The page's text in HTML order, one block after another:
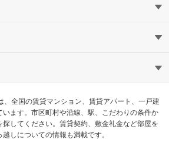
希望の条件から探す
ランキングから探す
中古マンション
中古一戸建て
教えて！住まいの先生
、全国の賃貸マンション、賃貸アパート、一戸建
ます。市区町村や沿線、駅、こだわりの条件か
してください。賃貸契約、敷金礼金など部屋を
しについての情報も満載です。